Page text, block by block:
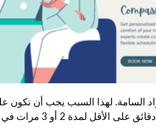
السامة. لهذا السبب يجب أن تكون